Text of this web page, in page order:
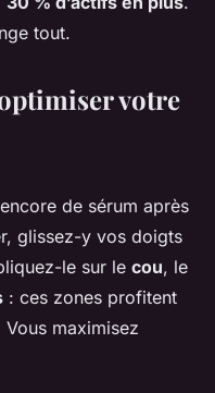
tout.
votre
de sérum après
glissez-y vos doigts
le sur le cou, le
: ces zones profitent
Vous maximisez